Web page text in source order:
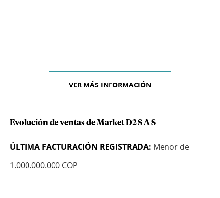
VER MÁS INFORMACIÓN
Evolución de ventas de Market D2 S A S
ÚLTIMA FACTURACIÓN REGISTRADA: Menor de
1.000.000.000 COP